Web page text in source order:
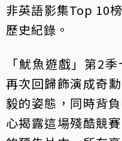
非英語影集Top 10
歷史紀錄。
「魷魚遊戲」第2
再次回歸飾演成奇
毅的姿態，同時背
心揭露這場殘酷競